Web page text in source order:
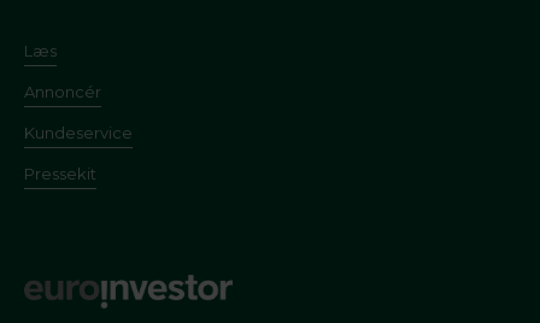
Læs
Annoncér
Kundeservice
Pressekit